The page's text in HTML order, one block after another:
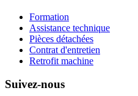
Formation
Assistance technique
Pièces détachées
Contrat d'entretien
Retrofit machine
Suivez-nous